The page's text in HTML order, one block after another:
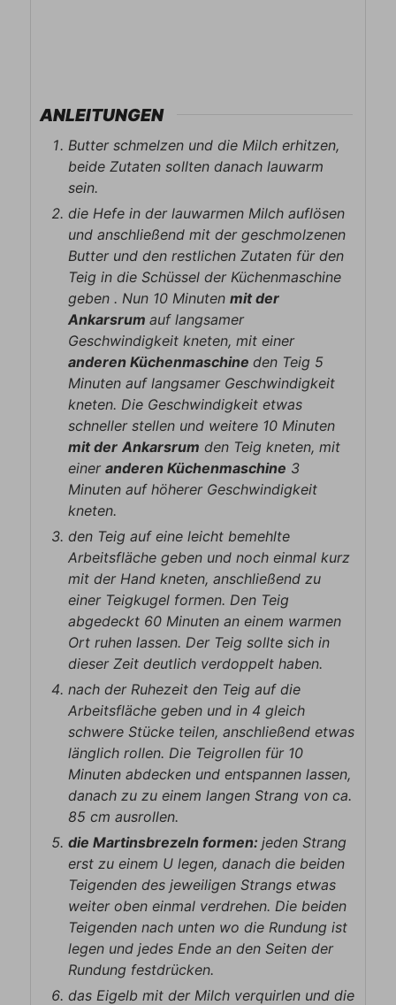
ANLEITUNGEN
Butter schmelzen und die Milch erhitzen,
beide Zutaten sollten danach lauwarm
sein.
die Hefe in der lauwarmen Milch auflösen
und anschließend mit der geschmolzenen
Butter und den restlichen Zutaten für den
Teig in die Schüssel der Küchenmaschine
geben . Nun 10 Minutenmit der
Ankarsrumauf langsamer
Geschwindigkeit kneten, mit einer
anderen Küchenmaschineden Teig 5
Minuten auf langsamer Geschwindigkeit
kneten. Die Geschwindigkeit etwas
schneller stellen und weitere 10 Minuten
mit der Ankarsrum den Teig kneten, mit
eineranderen Küchenmaschine 3
Minuten auf höherer Geschwindigkeit
kneten.
den Teig auf eine leicht bemehlte
Arbeitsfläche geben und noch einmal kurz
mit der Hand kneten, anschließend zu
einer Teigkugel formen. Den Teig
abgedeckt 60 Minuten an einem warmen
Ort ruhen lassen. Der Teig sollte sich in
dieser Zeit deutlich verdoppelt haben.
nach der Ruhezeit den Teig auf die
Arbeitsfläche geben und in 4 gleich
schwere Stücke teilen, anschließend etwas
länglich rollen. Die Teigrollen für 10
Minuten abdecken und entspannen lassen,
danach zu zu einem langen Strang von ca.
85 cm ausrollen.
die Martinsbrezeln formen:jeden Strang
erst zu einem U legen, danach die beiden
Teigenden des jeweiligen Strangs etwas
weiter oben einmal verdrehen. Die beiden
Teigenden nach unten wo die Rundung ist
legen und jedes Ende an den Seiten der
Rundung festdrücken.
das Eigelb mit der Milch verquirlen und die